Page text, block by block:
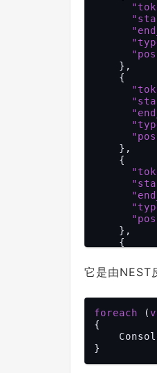
    },
    {
它是由NEST
foreach (
{